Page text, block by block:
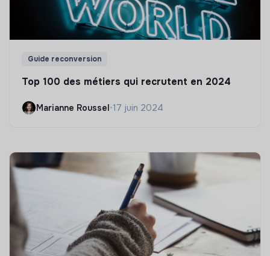
Guide reconversion
Top 100 des métiers qui recrutent en 2024
Marianne Roussel•17 juin 2024